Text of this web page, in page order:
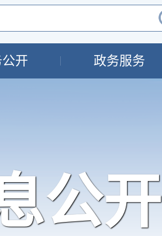
开 政务服务
公开